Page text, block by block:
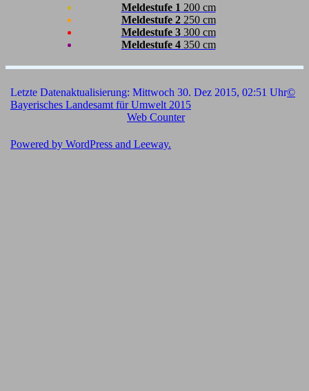
Meldestufe 1 200 cm
Meldestufe 2250 cm
Meldestufe 3300 cm
Meldestufe 4350 cm
Letzte Datenaktualisierung: Mittwoch 30. Dez 2015, 02:51 Uhr©
Bayerisches Landesamt für Umwelt 2015
Web Counter
Powered by WordPress and Leeway.